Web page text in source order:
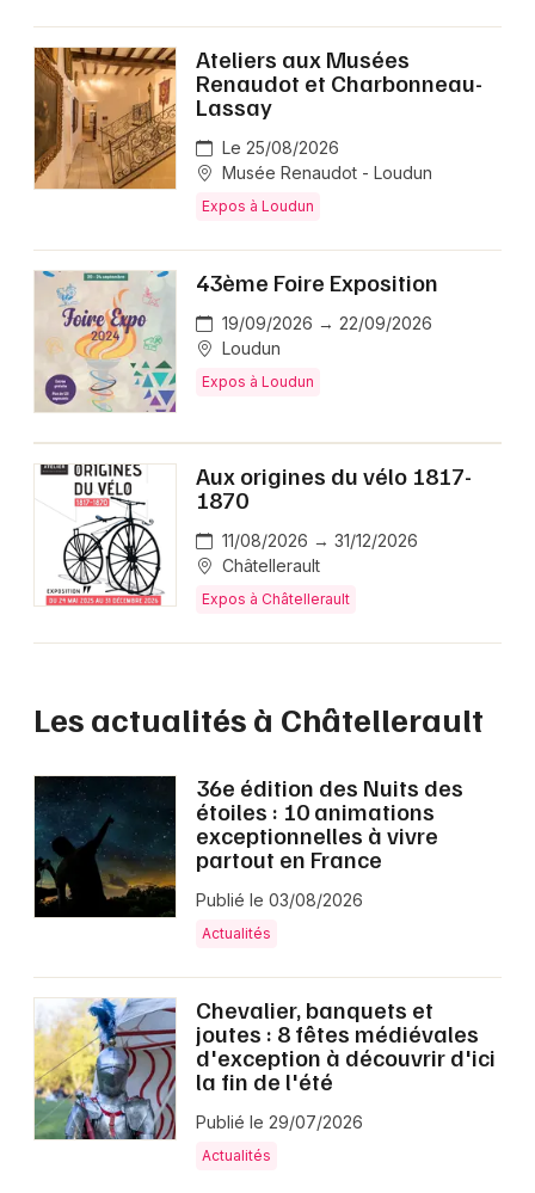
Ateliers aux Musées
Renaudot et Charbonneau-
Lassay
Le 25/08/2026
Musée Renaudot - Loudun
Expos à Loudun
43ème Foire Exposition
19/09/2026 → 22/09/2026
Loudun
Expos à Loudun
Aux origines du vélo 1817-
1870
11/08/2026 → 31/12/2026
Châtellerault
Expos à Châtellerault
Les actualités à Châtellerault
36e édition des Nuits des
étoiles : 10 animations
exceptionnelles à vivre
partout en France
Publié le 03/08/2026
Actualités
Chevalier, banquets et
joutes : 8 fêtes médiévales
d'exception à découvrir d'ici
la fin de l'été
Publié le 29/07/2026
Actualités